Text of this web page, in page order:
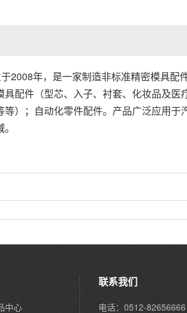
2008年，是一家制造非标准精密模具配
配件（型芯、入子、衬套、化妆品及
）；自动化零件配件。产品广泛应用
中心
联系我们
电话：0512-82656666